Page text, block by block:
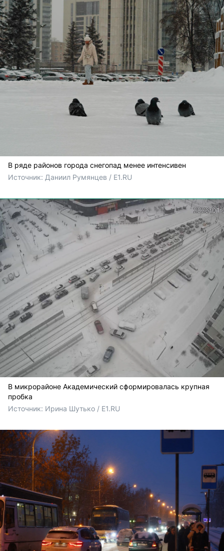
В ряде районов города снегопад менее интенсивен
Источник: Даниил Румянцев / E1.RU
В микрорайоне Академический сформировалась крупная
пробка
Источник: Ирина Шутько / E1.RU